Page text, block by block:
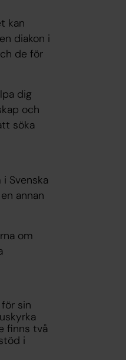
kan
diakon i
de för
dig
och
söka
Svenska
annan
om
sin
finns två
i